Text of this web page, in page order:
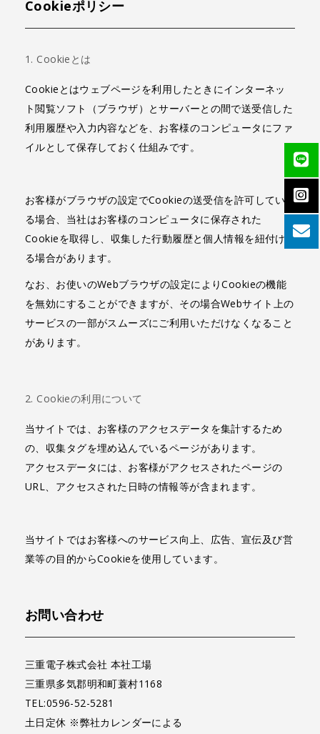
Cookieポリシー
Cookieとは
Cookieとはウェブページを利用したときにインターネッ
ト閲覧ソフト（ブラウザ）とサーバーとの間で送受信した
利用履歴や入力内容などを、お客様のコンピュータにファ
イルとして保存しておく仕組みです。
お客様がブラウザの設定でCookieの送受信を許可してい
る場合、当社はお客様のコンピュータに保存された
Cookieを取得し、収集した行動履歴と個人情報を紐付け
る場合があります。
なお、お使いのWebブラウザの設定によりCookieの機能
を無効にすることができますが、その場合Webサイト上の
サービスの一部がスムーズにご利用いただけなくなること
があります。
Cookieの利用について
当サイトでは、お客様のアクセスデータを集計するため
の、収集タグを埋め込んでいるページがあります。
アクセスデータには、お客様がアクセスされたページの
URL、アクセスされた日時の情報等が含まれます。
当サイトではお客様へのサービス向上、広告、宣伝及び営
業等の目的からCookieを使用しています。
お問い合わせ
三重電子株式会社 本社工場
三重県多気郡明和町蓑村1168
TEL:0596-52-5281
土日定休 ※弊社カレンダーによる